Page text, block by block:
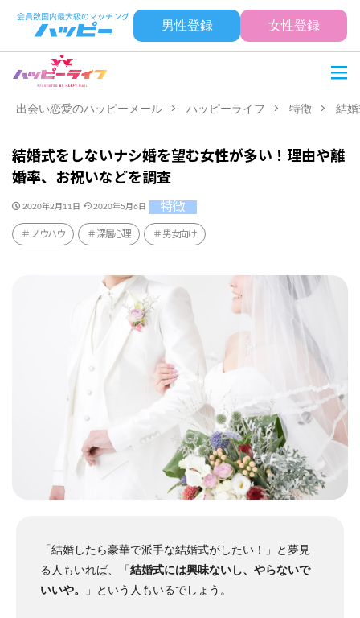
男性登録 女性登録
出会い恋愛のハッピーメール ハッピーライフ 特徴 結
結婚式をしないナシ婚を望む女性が多い！理由や離
婚率、お祝いなどを調査
2020年2月11日 2020年5月6日 特徴
ノウハウ 深層心理 男女向け
「結婚したら豪華で派手な結婚式がしたい！」と夢見
る人もいれば、「結婚式には興味ないし、やらないで
いいや。
」という人もいるでしょう。